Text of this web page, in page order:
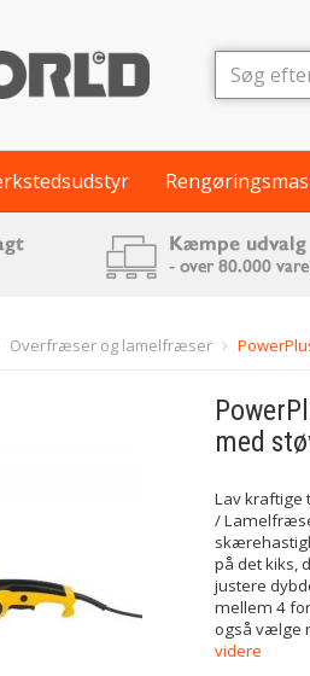
Overfræser og lamelfræser
med
Lav kraftige
/
på det kiks,
justere
mellem 4
også vælge
videre